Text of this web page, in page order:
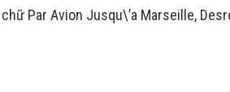
Par Avion Jusqu\’a Marseille,